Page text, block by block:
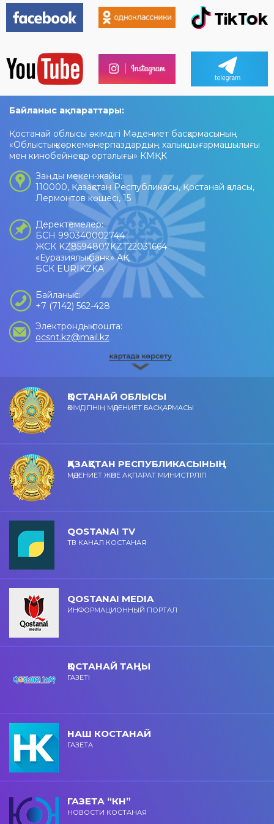
Байланыс ақпараттары:
Қостанай облысы әкімдігі Мәдениет басқармасының
«Облыстық көркемөнерпаздардың халық шығармашылығы
мен кинобейнеқор орталығы» КМҚК
Заңды мекен-жайы:
110000, Қазақстан Республикасы, Қостанай қаласы,
Лермонтов көшесі, 15
Деректемелер:
БСН 990340002744
ЖСК KZ8594807KZT22031664
«Еуразиялық банк» АҚ
БСК EURIKZKA
Байланыс:
+7 (7142) 562-428
Электрондық пошта:
ocsnt.kz@mail.kz
ҚОСТАНАЙ ОБЛЫСЫ
ӘКІМДІГІНІҢ МӘДЕНИЕТ БАСҚАРМАСЫ
ҚАЗАҚСТАН РЕСПУБЛИКАСЫНЫҢ
МӘДЕНИЕТ ЖӘНЕ АҚПАРАТ МИНИСТРЛІГІ
QOSTANAI TV
ТВ КАНАЛ КОСТАНАЯ
QOSTANAI MEDIA
ИНФОРМАЦИОННЫЙ ПОРТАЛ
ҚОСТАНАЙ ТАҢЫ
ГАЗЕТІ
НАШ КОСТАНАЙ
ГАЗЕТА
ГАЗЕТА “КН”
НОВОСТИ КОСТАНАЯ